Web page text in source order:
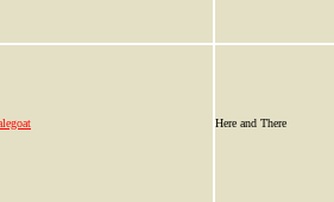
Here and There